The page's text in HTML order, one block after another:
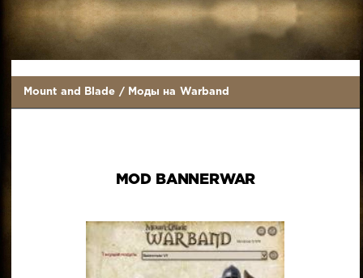
Mount and Blade / Моды на Warband
MOD BANNERWAR